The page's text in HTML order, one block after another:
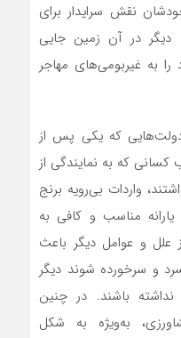
نقش سرایدار برای
دیگر در آن زمین جایی
به غیربومی‌های مهاجر
که یکی پس از
کسانی که به نمایندگی از
واردات بی‌رویه برنج
مناسب و کافی به
علل و عوامل دیگر باعث
و سرخورده شوند دیگر
باشند. در چنین
به‌ویژه به شکل